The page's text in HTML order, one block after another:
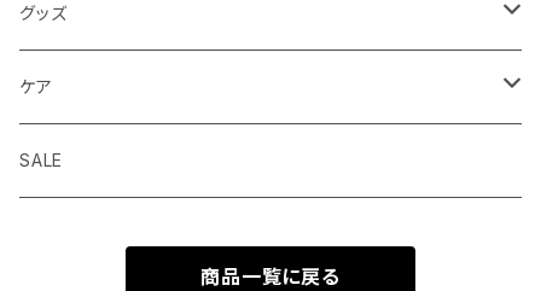
ドライフード
ウェットフード
トリーツ おやつ
グッズ
首輪 カラー
seven seas dog
ハーネス 胴輪
ケア
シャンプー
SALE
商品一覧に戻る